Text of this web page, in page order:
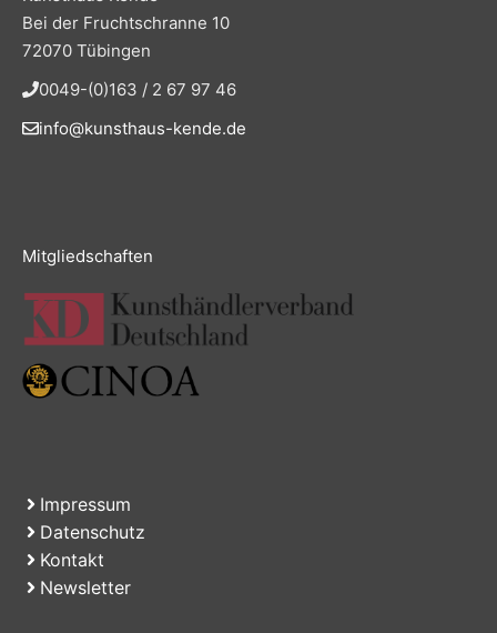
Bei der Fruchtschranne 10
72070 Tübingen
0049-(0)163 / 2 67 97 46
info@kunsthaus-kende.de
Mitgliedschaften
Impressum
Datenschutz
Kontakt
Newsletter